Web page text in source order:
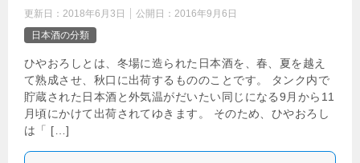
更新日： 2018年6月3日 公開日： 2016年9月6日
日本酒の分類
ひやおろしとは、冬場に造られた日本酒を、春、夏を越え
て熟成させ、秋口に出荷するもののことです。 タンク内で
貯蔵された日本酒と外気温がだいたい同じになる9月から11
月頃にかけて出荷されてゆきます。 そのため、ひやおろし
は「 […]